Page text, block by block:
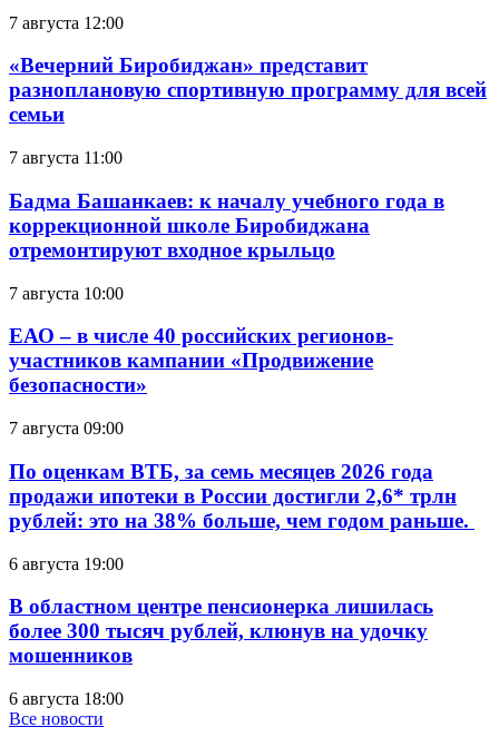
7 августа 12:00
«Вечерний Биробиджан» представит
разноплановую спортивную программу для всей
семьи
7 августа 11:00
Бадма Башанкаев: к началу учебного года в
коррекционной школе Биробиджана
отремонтируют входное крыльцо
7 августа 10:00
ЕАО – в числе 40 российских регионов-
участников кампании «Продвижение
безопасности»
7 августа 09:00
По оценкам ВТБ, за семь месяцев 2026 года
продажи ипотеки в России достигли 2,6* трлн
рублей: это на 38% больше, чем годом раньше.
6 августа 19:00
В областном центре пенсионерка лишилась
более 300 тысяч рублей, клюнув на удочку
мошенников
6 августа 18:00
Все новости